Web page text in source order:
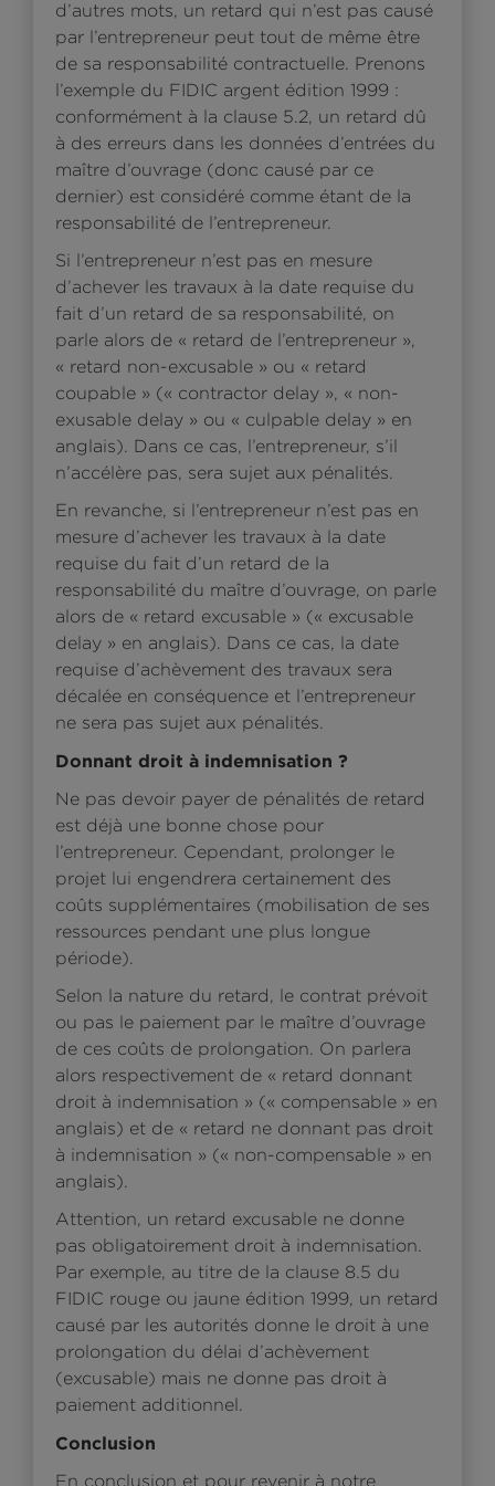
d’autres mots, un retard qui n’est pas causé
par l’entrepreneur peut tout de même être
de sa responsabilité contractuelle. Prenons
l’exemple du FIDIC argent édition 1999 :
conformément à la clause 5.2, un retard dû
à des erreurs dans les données d’entrées du
maître d’ouvrage (donc causé par ce
dernier) est considéré comme étant de la
responsabilité de l’entrepreneur.
Si l’entrepreneur n’est pas en mesure
d’achever les travaux à la date requise du
fait d’un retard de sa responsabilité, on
parle alors de « retard de l’entrepreneur »,
« retard non-excusable » ou « retard
coupable » (« contractor delay », « non-
exusable delay » ou « culpable delay » en
anglais). Dans ce cas, l’entrepreneur, s’il
n’accélère pas, sera sujet aux pénalités.
En revanche, si l’entrepreneur n’est pas en
mesure d’achever les travaux à la date
requise du fait d’un retard de la
responsabilité du maître d’ouvrage, on parle
alors de « retard excusable » (« excusable
delay » en anglais). Dans ce cas, la date
requise d’achèvement des travaux sera
décalée en conséquence et l’entrepreneur
ne sera pas sujet aux pénalités.
Donnant droit à indemnisation ?
Ne pas devoir payer de pénalités de retard
est déjà une bonne chose pour
l’entrepreneur. Cependant, prolonger le
projet lui engendrera certainement des
coûts supplémentaires (mobilisation de ses
ressources pendant une plus longue
période).
Selon la nature du retard, le contrat prévoit
ou pas le paiement par le maître d’ouvrage
de ces coûts de prolongation. On parlera
alors respectivement de « retard donnant
droit à indemnisation » (« compensable » en
anglais) et de « retard ne donnant pas droit
à indemnisation » (« non-compensable » en
anglais).
Attention, un retard excusable ne donne
pas obligatoirement droit à indemnisation.
Par exemple, au titre de la clause 8.5 du
FIDIC rouge ou jaune édition 1999, un retard
causé par les autorités donne le droit à une
prolongation du délai d’achèvement
(excusable) mais ne donne pas droit à
paiement additionnel.
Conclusion
En conclusion et pour revenir à notre